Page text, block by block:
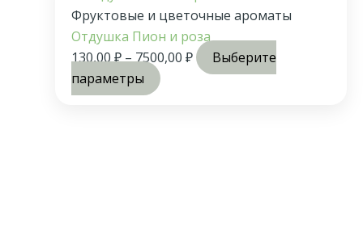
Фруктовые и цветочные ароматы
Отдушка Пион и роза
130,00₽–7500,00 ₽
Выберите
параметры